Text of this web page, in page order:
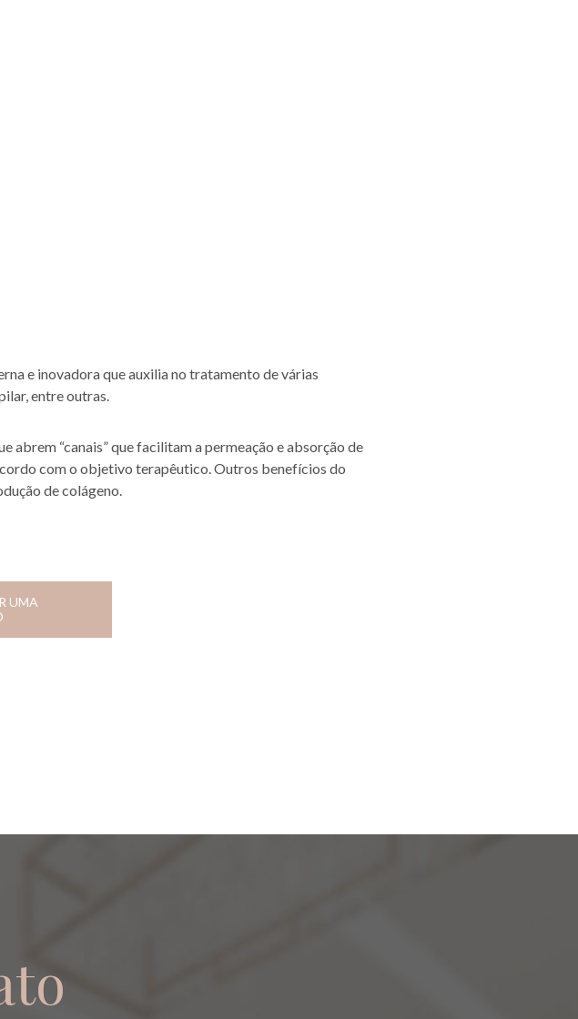
e inovadora que auxilia no tratamento de várias
entre outras.
“canais” que facilitam a permeação e absorção de
com o objetivo terapêutico. Outros benefícios do
de colágeno.
UMA